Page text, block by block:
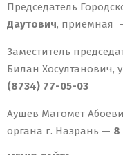
Председатель
Даутович, приемная
Заместитель
Билан Хосултанович,
(8734) 77-05-03
Аушев Магомет
органа г. Назрань — 8